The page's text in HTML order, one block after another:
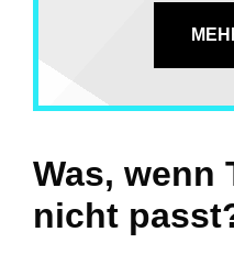
Was, wenn
nicht